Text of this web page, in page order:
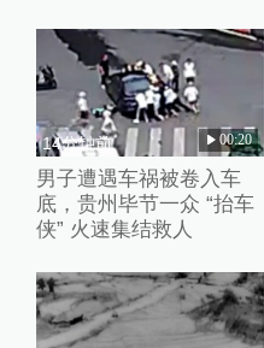
倒
14分钟前 00:20
男子遭遇车祸被卷入车
底，贵州毕节一众 “抬车
侠” 火速集结救人